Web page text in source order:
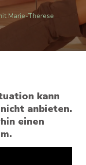
Marie-Therese
kann
anbieten.
einen